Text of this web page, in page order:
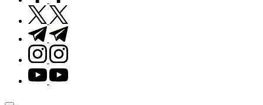
twitter.com
t.me
instagram.com
youtube.com